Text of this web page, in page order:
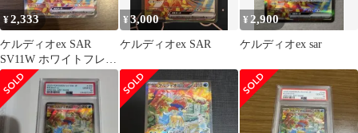
¥2,333
ケルディオex SAR
SV11W ホワイトフレア
169/086
¥3,000
ケルディオex SAR
¥ 2,900
ケルディオex sar